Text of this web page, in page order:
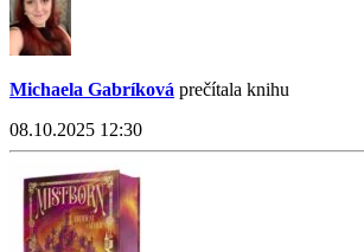
Michaela Gabríková prečítala knihu
08.10.2025 12:30